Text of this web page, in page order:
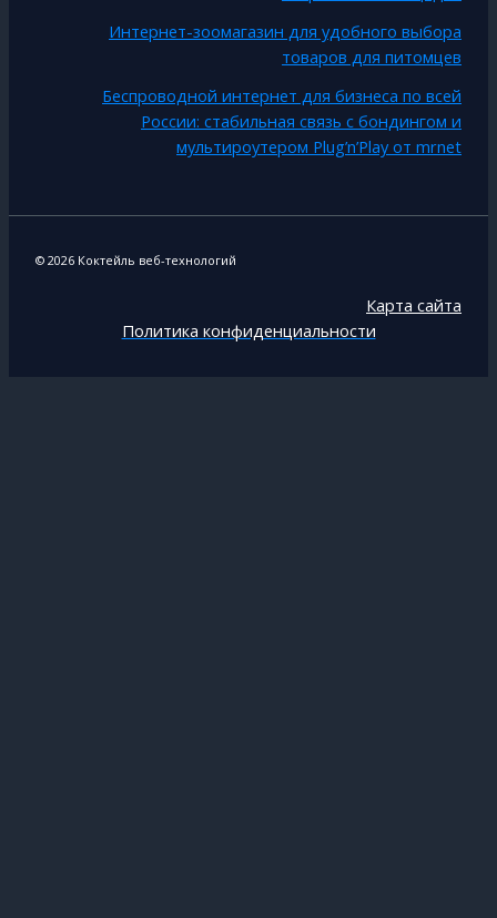
Интернет-зоомагазин для удобного выбора
товаров для питомцев
Беспроводной интернет для бизнеса по всей
России: стабильная связь с бондингом и
мультироутером Plug’n’Play от mrnet
© 2026 Коктейль веб-технологий
Карта сайта
Политика конфиденциальности